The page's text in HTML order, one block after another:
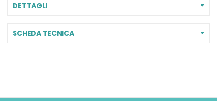
DETTAGLI
SCHEDA TECNICA